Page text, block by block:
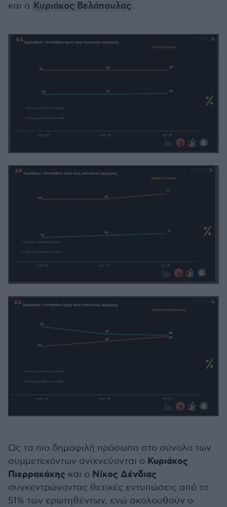
και ο Κυριάκος Βελόπουλος.
Ως τα πιο δημοφιλή πρόσωπα στο σύνολο των
συμμετεχόντων ανιχνεύονται ο Κυριάκος
Πιερρακάκης και ο Νίκος Δένδιας
συγκεντρώνοντας θετικές εντυπώσεις από το
51% των ερωτηθέντων, ενώ ακολουθούν ο